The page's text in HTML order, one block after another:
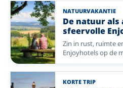
NATUURVAKANTIE
De natuur
sfeervolle
Zin in rust, ruimte
Enjoyhotels op de
Veluwe en
Sauerland, de
en de Franse
KORTE TRIP